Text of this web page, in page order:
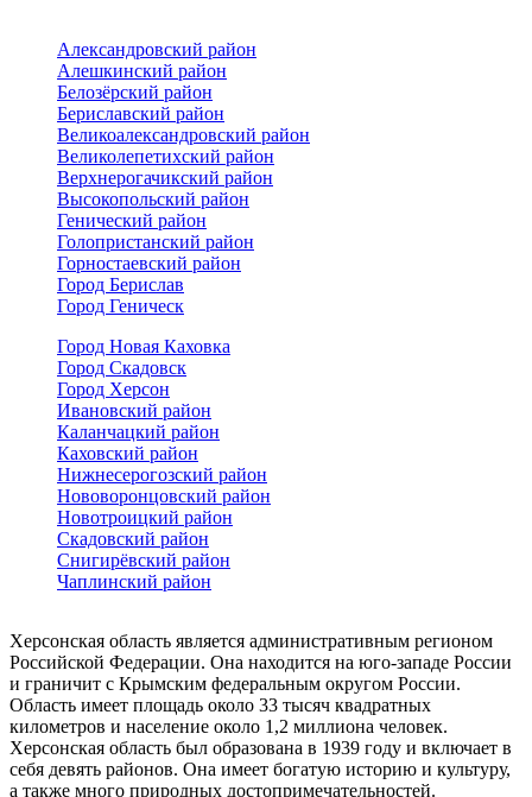
Александровский район
Алешкинский район
Белозёрский район
Бериславский район
Великоалександровский район
Великолепетихский район
Верхнерогачикский район
Высокопольский район
Генический район
Голопристанский район
Горностаевский район
Город Берислав
Город Геническ
Город Новая Каховка
Город Скадовск
Город Херсон
Ивановский район
Каланчацкий район
Каховский район
Нижнесерогозский район
Нововоронцовский район
Новотроицкий район
Скадовский район
Снигирёвский район
Чаплинский район
Херсонская область является административным регионом
Российской Федерации. Она находится на юго-западе России
и граничит с Крымским федеральным округом России.
Область имеет площадь около 33 тысяч квадратных
километров и население около 1,2 миллиона человек.
Херсонская область был образована в 1939 году и включает в
себя девять районов. Она имеет богатую историю и культуру,
а также много природных достопримечательностей.